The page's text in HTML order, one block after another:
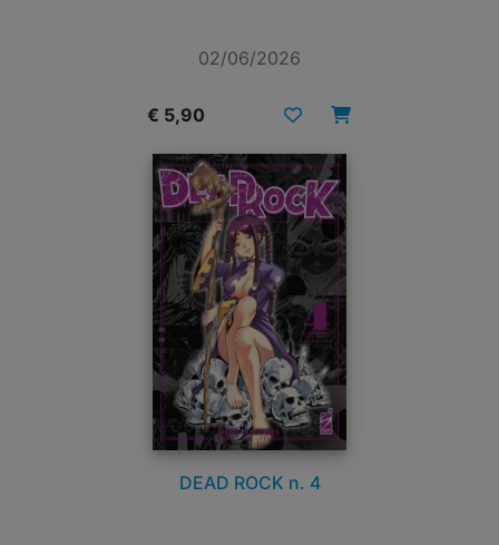
02/06/2026
€ 5,90
DEAD ROCK n. 4